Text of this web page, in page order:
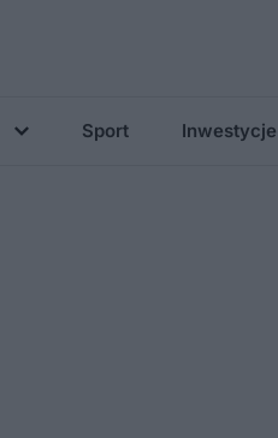
Sport Inwestycje